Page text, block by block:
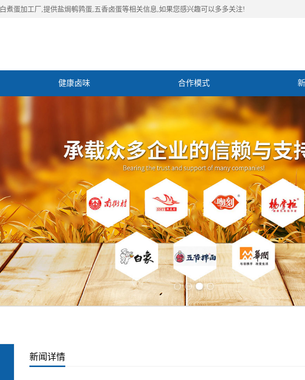
白煮蛋加工厂 ,提供盐焗鹌鹑蛋,五香卤蛋等相关信息,如果您感兴趣可以多多关注!
健康卤味 合作模式
新闻详情